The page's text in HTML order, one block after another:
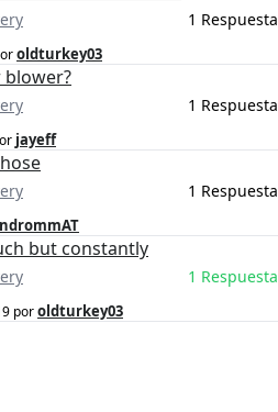
1 Respuesta
oldturkey03
1 Respuesta
jayeff
1 Respuesta
but constantly
1 Respuesta
poroldturkey03